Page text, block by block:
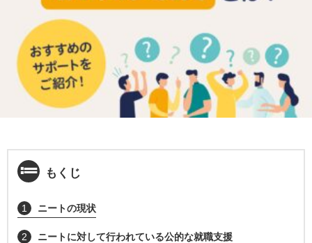
もくじ
1 ニートの現状
2 ニートに対して行われている公的な就職支援